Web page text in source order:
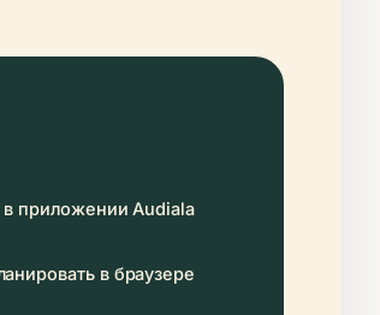
в приложении Audiala
в браузере